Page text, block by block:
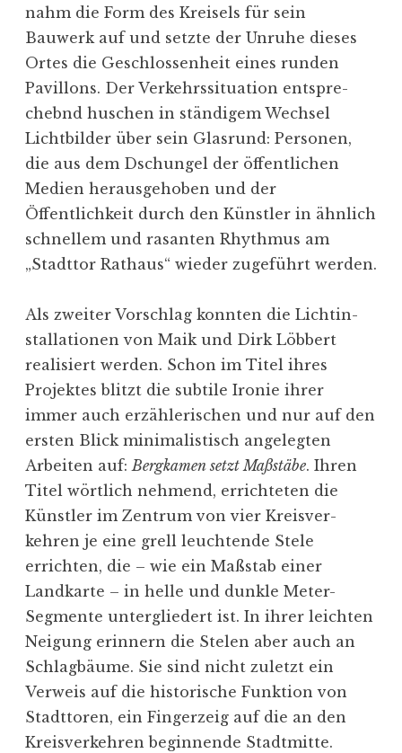
nahm die Form des Kreisels für sein
Bauwerk auf und setzte der Unruhe dieses
Ortes die Geschlos­senheit eines runden
Pavillons. Der Verkehrs­si­tuation entspre­
chebnd huschen in ständigem Wechsel
Licht­bilder über sein Glasrund: Personen,
die aus dem Dschungel der öffent­lichen
Medien heraus­ge­hoben und der
Öffentlichkeit durch den Künstler in ähnlich
schnellem und rasanten Rhythmus am
„Stadttor Rathaus“ wieder zugeführt werden.
Als zweiter Vorschlag konnten die Licht­in­
stal­la­tionen von Maik und Dirk Löbbert
reali­siert werden. Schon im Titel ihres
Projektes blitzt die subtile Ironie ihrer
immer auch erzäh­le­ri­schen und nur auf den
ersten Blick minima­lis­tisch angelegten
Arbeiten auf: Bergkamen setzt Maßstäbe. Ihren
Titel wörtlich nehmend, errich­teten die
Künstler im Zentrum von vier Kreis­ver­
kehren je eine grell leuch­tende Stele
errichten, die – wie ein Maßstab einer
Landkarte – in helle und dunkle Meter-
Segmente unter­gliedert ist. In ihrer leichten
Neigung erinnern die Stelen aber auch an
Schlag­bäume. Sie sind nicht zuletzt ein
Verweis auf die histo­rische Funktion von
Stadt­toren, ein Fingerzeig auf die an den
Kreis­ver­kehren begin­nende Stadt­mitte.